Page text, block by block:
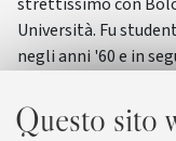
Questo sito
Università. Fu
negli anni '60 e in
Scienze della